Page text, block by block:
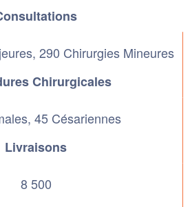
290 Chirurgies Mineures
Chirurgicales
45 Césariennes
Livraisons
8 500